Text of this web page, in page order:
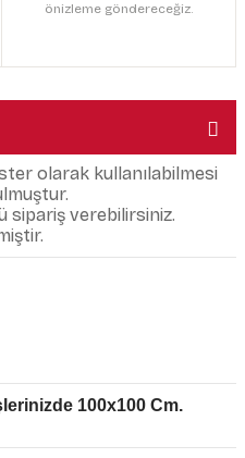
önizleme göndereceğiz.
olarak kullanılabilmesi
sipariş verebilirsiniz.
100x100 Cm.